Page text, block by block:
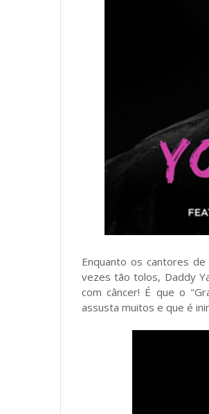
Enquanto os cantores
vezes tão tolos, Daddy
com câncer! É que o
assusta muitos e que é